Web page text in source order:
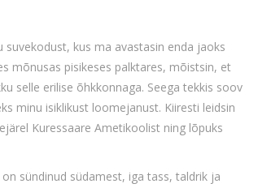
suvekodust, kus ma avastasin enda jaoks
mõnusas pisikeses palktares, mõistsin, et
selle erilise õhkkonnaga. Seega tekkis soov
minu isiklikust loomejanust. Kiiresti leidsin
Kuressaare Ametikoolist ning lõpuks
sündinud südamest, iga tass, taldrik ja